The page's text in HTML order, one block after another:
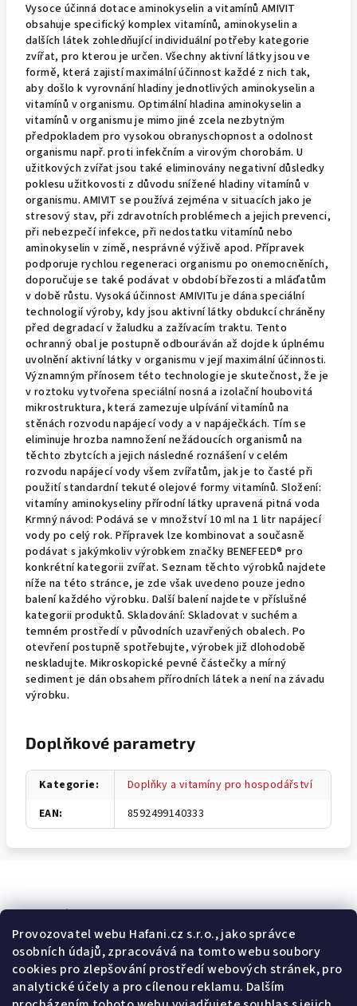
Provozovatel webu Hafani.cz s.r.o., jako správce
osobních údajů, zpracovává na tomto webu soubory
cookies pro zlepšování prostředí webových stránek, pro
analytické účely a pro cílenou reklamu. Dalším
Vysoce účinná dotace aminokyselin a vitamínů AMIVIT
obsahuje specifický komplex vitamínů, aminokyselin a
dalších látek zohledňující individuální potřeby kategorie
zvířat, pro kterou je určen. Všechny aktivní látky jsou ve
formě, která zajistí maximální účinnost každé z nich tak,
aby došlo k vyrovnání hladiny jednotlivých aminokyselin a
vitamínů v organismu. Optimální hladina aminokyselin a
vitamínů v organismu je mimo jiné zcela nezbytným
předpokladem pro vysokou obranyschopnost a odolnost
organismu např. proti infekčním a virovým chorobám. U
užitkových zvířat jsou také eliminovány negativní důsledky
poklesu užitkovosti z důvodu snížené hladiny vitamínů v
organismu. AMIVIT se používá zejména v situacích jako je
stresový stav, při zdravotních problémech a jejich prevenci,
při nebezpečí infekce, při nedostatku vitamínů nebo
aminokyselin v zimě, nesprávné výživě apod. Přípravek
podporuje rychlou regeneraci organismu po onemocněních,
doporučuje se také podávat v období březosti a mláďatům
v době růstu. Vysoká účinnost AMIVITu je dána speciální
technologií výroby, kdy jsou aktivní látky obdukcí chráněny
před degradací v žaludku a zažívacím traktu. Tento
ochranný obal je postupně odbouráván až dojde k úplnému
uvolnění aktivní látky v organismu v její maximální účinnosti.
Významným přínosem této technologie je skutečnost, že je
v roztoku vytvořena speciální nosná a izolační houbovitá
mikrostruktura, která zamezuje ulpívání vitamínů na
stěnách rozvodu napájecí vody a v napáječkách. Tím se
eliminuje hrozba namnožení nežádoucích organismů na
těchto zbytcích a jejich následné roznášení v celém
rozvodu napájecí vody všem zvířatům, jak je to časté při
použití standardní tekuté olejové formy vitamínů. Složení:
vitamíny aminokyseliny přírodní látky upravená pitná voda
Krmný návod: Podává se v množství 10 ml na 1 litr napájecí
vody po celý rok. Přípravek lze kombinovat a současně
podávat s jakýmkoliv výrobkem značky BENEFEED® pro
konkrétní kategorii zvířat. Seznam těchto výrobků najdete
níže na této stránce, je zde však uvedeno pouze jedno
balení každého výrobku. Další balení najdete v příslušné
kategorii produktů. Skladování: Skladovat v suchém a
temném prostředí v původních uzavřených obalech. Po
otevření postupně spotřebujte, výrobek již dlohodobě
neskladujte. Mikroskopické pevné částečky a mírný
sediment je dán obsahem přírodních látek a není na závadu
výrobku.
Doplňkové parametry
Kategorie:
Doplňky a vitamíny pro hospodářství
EAN: 8592499140333
Odebírat newsletter
E-mail
Potvrzuji souhlas svšeobecnými obchodními podmínkami a